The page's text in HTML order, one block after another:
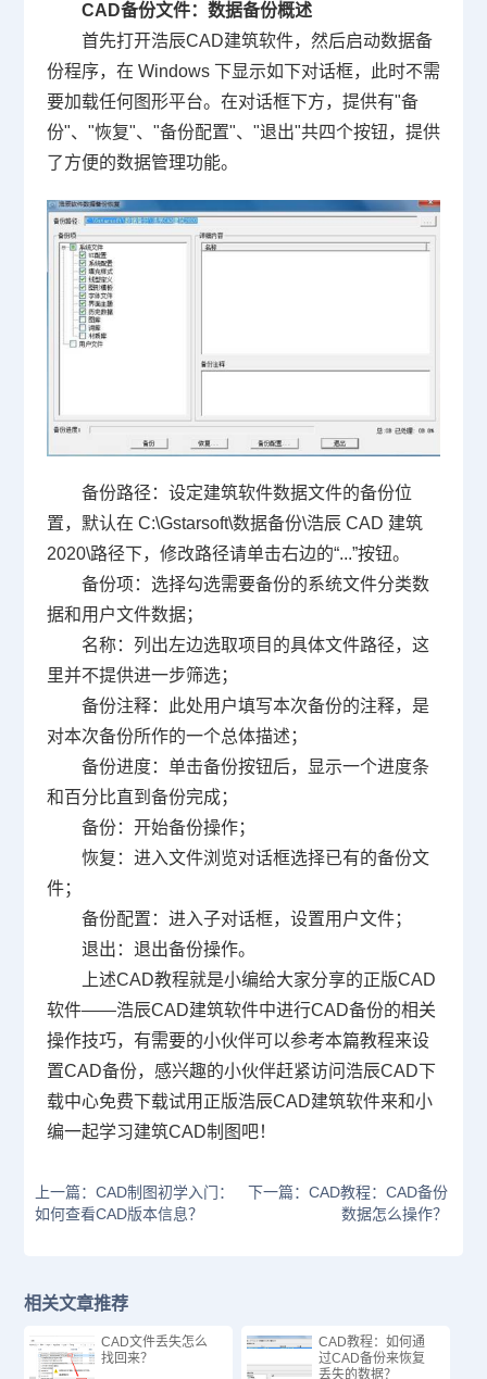
CAD备份文件： 数据备份概述
首先打开浩辰CAD建筑软件，然后启动数据备
份程序，在 Windows 下显示如下对话框，此时不需
要加载任何图形平台。在对话框下方，提供有"备
份"、"恢复"、"备份配置"、"退出"共四个按钮，提供
了方便的数据管理功能。
备份路径：设定建筑软件数据文件的备份位
置，默认在 C:\Gstarsoft\数据备份\浩辰 CAD 建筑
2020\路径下，修改路径请单击右边的“...”按钮。
备份项：选择勾选需要备份的系统文件分类数
据和用户文件数据；
名称：列出左边选取项目的具体文件路径，这
里并不提供进一步筛选；
备份注释：此处用户填写本次备份的注释，是
对本次备份所作的一个总体描述；
备份进度：单击备份按钮后，显示一个进度条
和百分比直到备份完成；
备份：开始备份操作；
恢复：进入文件浏览对话框选择已有的备份文
件；
备份配置：进入子对话框，设置用户文件；
退出：退出备份操作。
上述CAD教程就是小编给大家分享的正版CAD
软件——浩辰CAD建筑软件中进行CAD备份的相关
操作技巧，有需要的小伙伴可以参考本篇教程来设
置CAD备份，感兴趣的小伙伴赶紧访问浩辰CAD下
载中心免费下载试用正版浩辰CAD建筑软件来和小
编一起学习建筑CAD制图吧！
上一篇：CAD制图初学入门：
如何查看CAD版本信息？
下一篇：CAD教程：CAD备份
数据怎么操作？
相关文章推荐
CAD文件丢失怎么
找回来？
CAD教程：如何通
过CAD备份来恢复
丢失的数据？